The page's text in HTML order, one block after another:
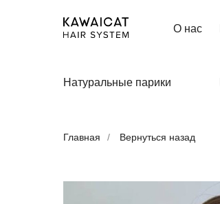
О нас
Натуральные парики
Главная / Вернуться назад